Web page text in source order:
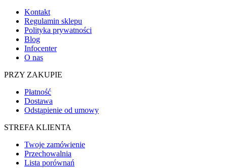
Kontakt
Regulamin sklepu
Polityka prywatności
Blog
Infocenter
O nas
PRZY ZAKUPIE
Płatność
Dostawa
Odstąpienie od umowy
STREFA KLIENTA
Twoje zamówienie
Przechowalnia
Lista porównań